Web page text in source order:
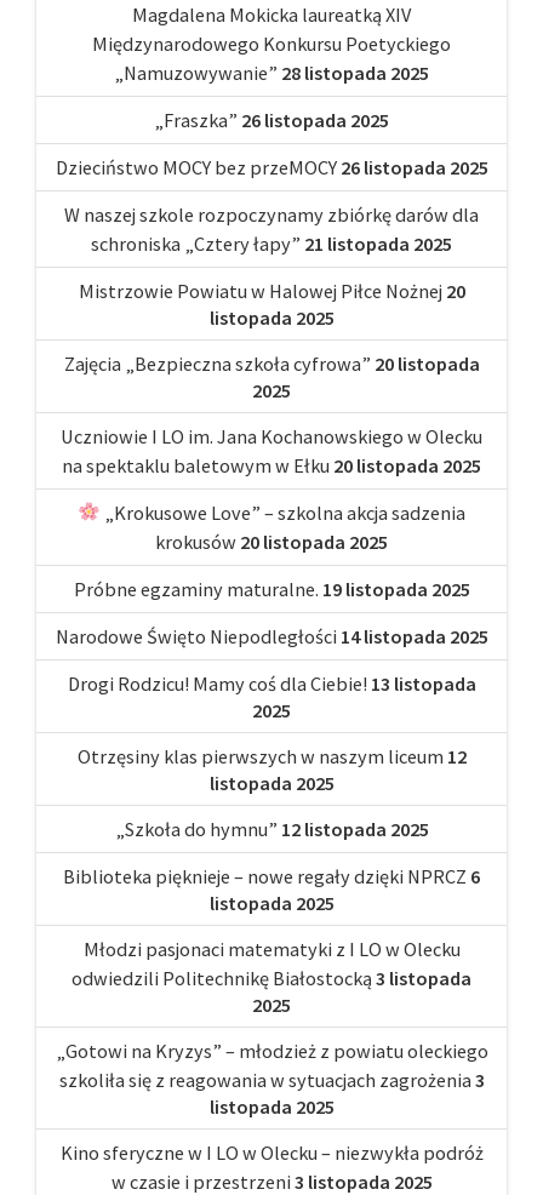
Magdalena Mokicka laureatką XIV
Międzynarodowego Konkursu Poetyckiego
„Namuzowywanie” 28 listopada 2025
„Fraszka” 26 listopada 2025
Dzieciństwo MOCY bez przeMOCY 26 listopada 2025
W naszej szkole rozpoczynamy zbiórkę darów dla
schroniska „Cztery łapy” 21 listopada 2025
Mistrzowie Powiatu w Halowej Piłce Nożnej 20
listopada 2025
Zajęcia „Bezpieczna szkoła cyfrowa” 20 listopada
2025
Uczniowie I LO im. Jana Kochanowskiego w Olecku
na spektaklu baletowym w Ełku 20 listopada 2025
„Krokusowe Love” – szkolna akcja sadzenia
krokusów 20 listopada 2025
Próbne egzaminy maturalne. 19 listopada 2025
Narodowe Święto Niepodległości 14 listopada 2025
Drogi Rodzicu! Mamy coś dla Ciebie! 13 listopada
2025
Otrzęsiny klas pierwszych w naszym liceum 12
listopada 2025
„Szkoła do hymnu” 12 listopada 2025
Biblioteka pięknieje – nowe regały dzięki NPRCZ 6
listopada 2025
Młodzi pasjonaci matematyki z I LO w Olecku
odwiedzili Politechnikę Białostocką 3 listopada
2025
„Gotowi na Kryzys” – młodzież z powiatu oleckiego
szkoliła się z reagowania w sytuacjach zagrożenia 3
listopada 2025
Kino sferyczne w I LO w Olecku – niezwykła podróż
w czasie i przestrzeni 3 listopada 2025